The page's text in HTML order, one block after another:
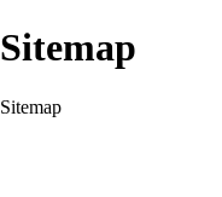
Sitemap
Sitemap